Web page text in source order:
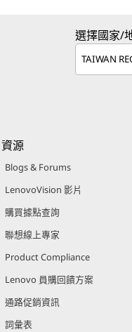
選擇國家/
資源
Blogs & Forums
LenovoVision 影片
購買據點查詢
聯想線上專家
Product Compliance
Lenovo 員購回饋方案
通路促銷資訊
詞彙表